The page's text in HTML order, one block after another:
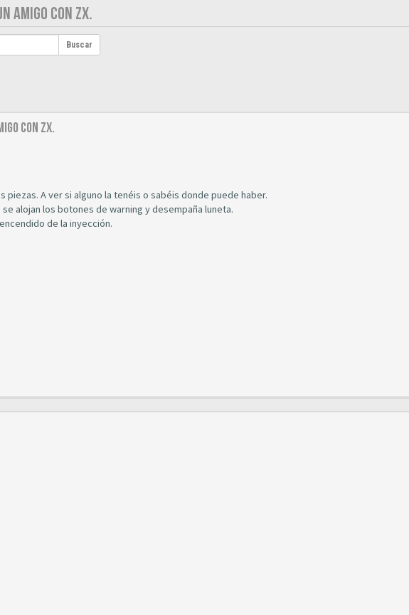
AMIGO CON ZX.
Buscar
con ZX.
piezas. A ver si alguno la tenéis o sabéis donde puede haber.
alojan los botones de warning y desempaña luneta.
de la inyección.